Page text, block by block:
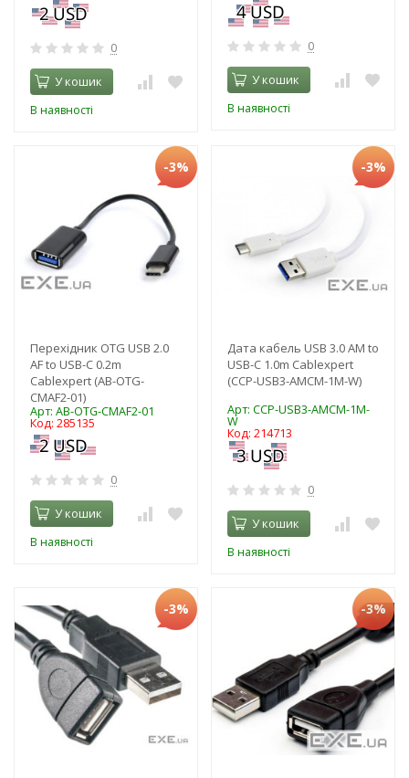
0
У кошик
В наявності
0
У кошик
В наявності
-3%
Перехідник OTG USB 2.0
AF to USB-C 0.2m
Cablexpert (AB-OTG-
CMAF2-01)
Арт: AB-OTG-CMAF2-01
Код: 285135
0
У кошик
В наявності
-3%
Дата кабель USB 3.0 AM to
USB-C 1.0m Cablexpert
(CCP-USB3-AMCM-1M-W)
Арт: CCP-USB3-AMCM-1M-
W
Код: 214713
0
У кошик
В наявності
-3% -3%